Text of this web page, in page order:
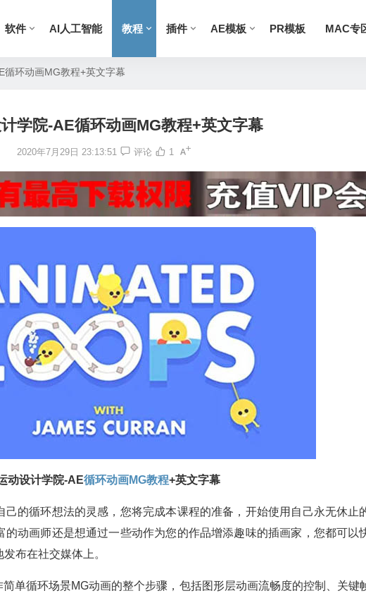
软件 AI人工智能 教程 插件 AE模板 PR模板 MAC专
循环动画MG教程+英文字幕
学院-AE循环动画MG教程+英文字幕
2020年7月29日 23:13:51 评论 1
动设计学院-AE循环动画MG教程+英文字幕
己的循环想法的灵感，您将完成本课程的准备，开始使用自己永无休止
动画师还是想通过一些动作为您的作品增添趣味的插画家，您都可以
布在社交媒体上。
单循环场景MG动画的整个步骤，包括图形层动画流畅度的控制、关键